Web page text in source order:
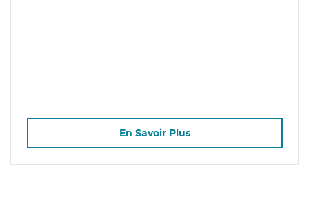
En Savoir Plus